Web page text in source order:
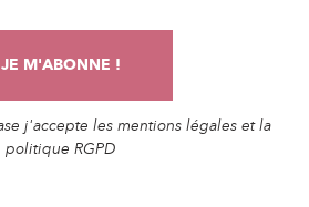
j'accepte les mentions légales et la
politique RGPD